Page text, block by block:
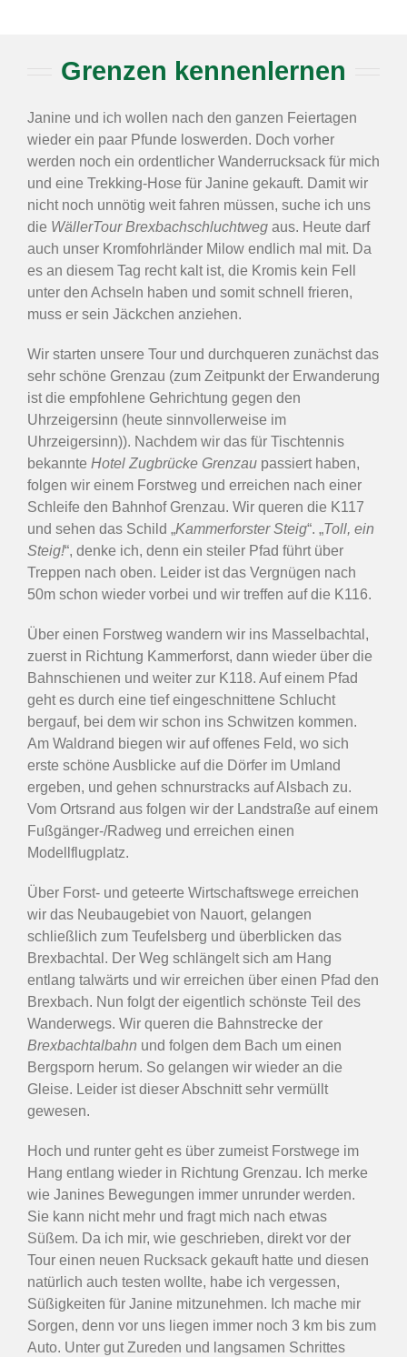
Grenzen kennenlernen
Janine und ich wollen nach den ganzen Feiertagen
wieder ein paar Pfunde loswerden. Doch vorher
werden noch ein ordentlicher Wanderrucksack für mich
und eine Trekking-Hose für Janine gekauft. Damit wir
nicht noch unnötig weit fahren müssen, suche ich uns
die WällerTour Brexbachschluchtweg aus. Heute darf
auch unser Kromfohrländer Milow endlich mal mit. Da
es an diesem Tag recht kalt ist, die Kromis kein Fell
unter den Achseln haben und somit schnell frieren,
muss er sein Jäckchen anziehen.
Wir starten unsere Tour und durchqueren zunächst das
sehr schöne Grenzau (zum Zeitpunkt der Erwanderung
ist die empfohlene Gehrichtung gegen den
Uhrzeigersinn (heute sinnvollerweise im
Uhrzeigersinn)). Nachdem wir das für Tischtennis
bekannte Hotel Zugbrücke Grenzau passiert haben,
folgen wir einem Forstweg und erreichen nach einer
Schleife den Bahnhof Grenzau. Wir queren die K117
und sehen das Schild „Kammerforster Steig“. „Toll, ein
Steig!“, denke ich, denn ein steiler Pfad führt über
Treppen nach oben. Leider ist das Vergnügen nach
50m schon wieder vorbei und wir treffen auf die K116.
Über einen Forstweg wandern wir ins Masselbachtal,
zuerst in Richtung Kammerforst, dann wieder über die
Bahnschienen und weiter zur K118. Auf einem Pfad
geht es durch eine tief eingeschnittene Schlucht
bergauf, bei dem wir schon ins Schwitzen kommen.
Am Waldrand biegen wir auf offenes Feld, wo sich
erste schöne Ausblicke auf die Dörfer im Umland
ergeben, und gehen schnurstracks auf Alsbach zu.
Vom Ortsrand aus folgen wir der Landstraße auf einem
Fußgänger-/Radweg und erreichen einen
Modellflugplatz.
Über Forst- und geteerte Wirtschaftswege erreichen
wir das Neubaugebiet von Nauort, gelangen
schließlich zum Teufelsberg und überblicken das
Brexbachtal. Der Weg schlängelt sich am Hang
entlang talwärts und wir erreichen über einen Pfad den
Brexbach. Nun folgt der eigentlich schönste Teil des
Wanderwegs. Wir queren die Bahnstrecke der
Brexbachtalbahn und folgen dem Bach um einen
Bergsporn herum. So gelangen wir wieder an die
Gleise. Leider ist dieser Abschnitt sehr vermüllt
gewesen.
Hoch und runter geht es über zumeist Forstwege im
Hang entlang wieder in Richtung Grenzau. Ich merke
wie Janines Bewegungen immer unrunder werden.
Sie kann nicht mehr und fragt mich nach etwas
Süßem. Da ich mir, wie geschrieben, direkt vor der
Tour einen neuen Rucksack gekauft hatte und diesen
natürlich auch testen wollte, habe ich vergessen,
Süßigkeiten für Janine mitzunehmen. Ich mache mir
Sorgen, denn vor uns liegen immer noch 3 km bis zum
Auto. Unter gut Zureden und langsamen Schrittes